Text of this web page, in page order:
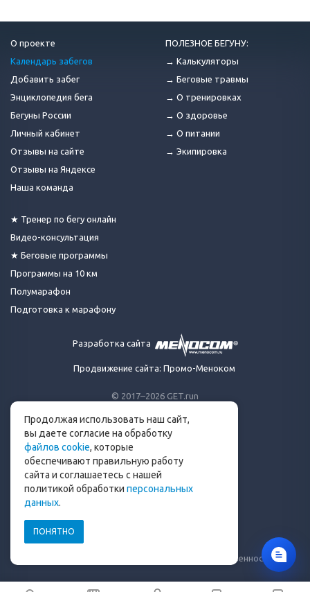
© 2017–2026 GET.run
Сделано с ❤ бегунами
для бегунов
Телеграм-канал Get.run
Беговой чат в Телеграм
info@get.run
Уведомление о рисках и ограничение ответственности
О проекте
Календарь забегов
Добавить забег
Энциклопедия бега
Бегуны России
Личный кабинет
Отзывы на сайте
Отзывы на Яндексе
Наша команда
★ Тренер по бегу онлайн
Видео-консультация
★ Беговые программы
Программы на 10 км
Полумарафон
Подготовка к марафону
ПОЛЕЗНОЕ БЕГУНУ:
→ Калькуляторы
→ Беговые травмы
→ О тренировках
→ О здоровье
→ О питании
→ Экипировка
Разработка сайта
Продвижение сайта: Промо-Меноком
Продолжая использовать наш сайт,
вы даете согласие на обработку
файлов cookie, которые
обеспечивают правильную работу
сайта и соглашаетесь с нашей
политикой обработки персональных
данных.
ПОНЯТНО